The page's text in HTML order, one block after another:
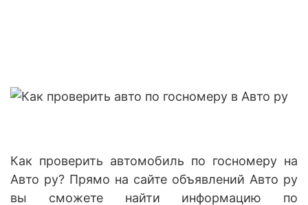
Как проверить автомобиль по госномеру на
Авто ру? Прямо на сайте объявлений Авто ру
вы сможете найти информацию по